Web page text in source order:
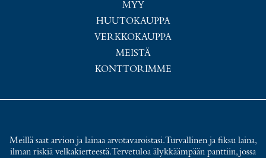
MYY
HUUTOKAUPPA
VERKKOKAUPPA
MEISTÄ
KONTTORIMME
Meillä saat arvion ja lainaa arvotavaroistasi. Turvallinen ja fiksu laina,
ilman riskiä velkakierteestä. Tervetuloa älykkäämpään panttiin, jossa